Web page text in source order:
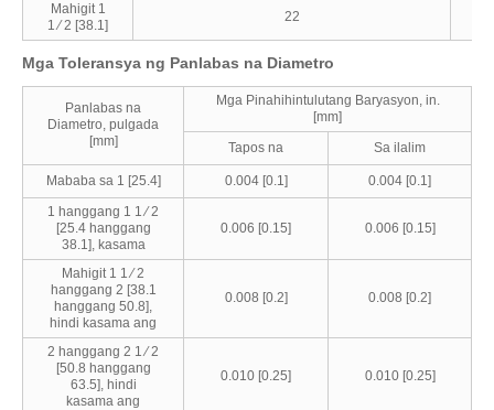
Mahigit 1
1 ⁄ 2 [38.1]
22
Mga Toleransya ng Panlabas na Diametro
Panlabas na
Diametro, pulgada
[mm]
Mga Pinahihintulutang Baryasyon, in.
[mm]
Tapos na
Sa ilalim
Mababa sa 1 [25.4] 0.004 [0.1]
0.004 [0.1]
1 hanggang 1 1 ⁄ 2
[25.4 hanggang
38.1], kasama
0.006 [0.15] 0.006 [0.15]
Mahigit 1 1 ⁄ 2
hanggang 2 [38.1
hanggang 50.8],
hindi kasama ang
0.008 [0.2] 0.008 [0.2]
2 hanggang 2 1 ⁄ 2
[50.8 hanggang
63.5], hindi
kasama ang
0.010 [0.25] 0.010 [0.25]